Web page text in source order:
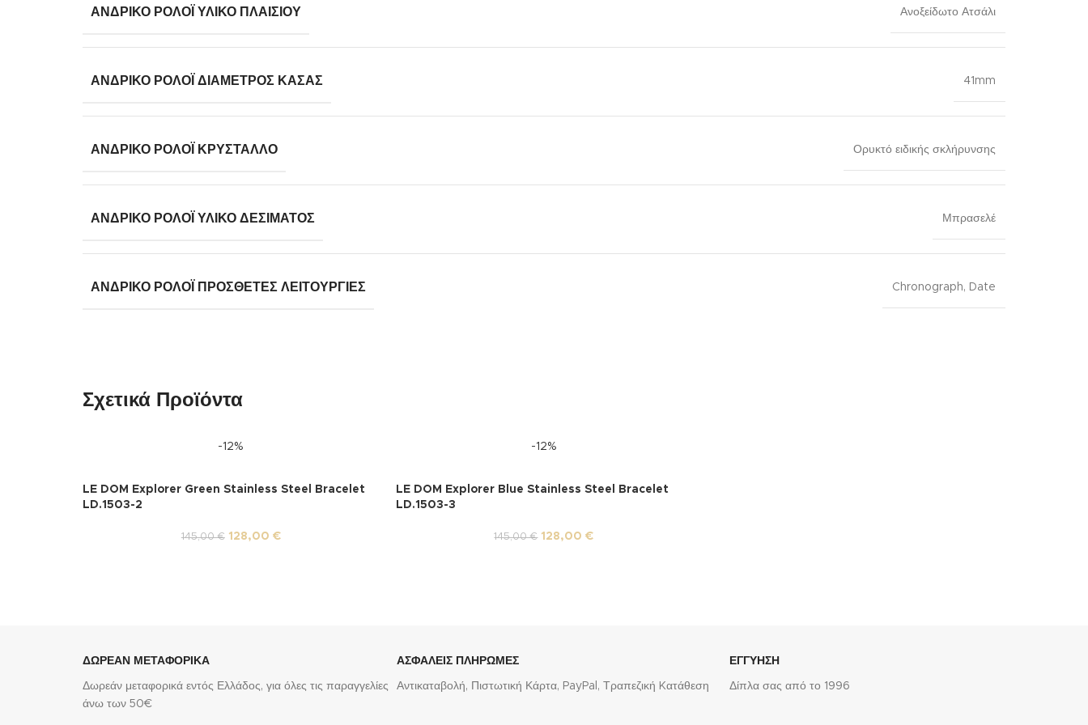
ΑΝΔΡΙΚΌ ΡΟΛΌΙ ΥΛΙΚΌ ΠΛΑΙΣΊΟΥ Ανοξείδωτο Ατσάλι
ΑΝΔΡΙΚΌ ΡΟΛΌΙ ΔΙΆΜΕΤΡΟΣ ΚΆΣΑΣ 41mm
ΑΝΔΡΙΚΌ ΡΟΛΌΙ ΚΡΎΣΤΑΛΛΟ Ορυκτό ειδικής σκλήρυνσης
ΑΝΔΡΙΚΌ ΡΟΛΌΙ ΥΛΙΚΌ ΔΈΣΙΜΑΤΟΣ Μπρασελέ
ΑΝΔΡΙΚΌ ΡΟΛΌΙ ΠΡΌΣΘΕΤΕΣ ΛΕΙΤΟΥΡΓΊΕΣ Chronograph, Date
Σχετικά Προϊόντα
-12%
LE DOM Explorer Green Stainless Steel Bracelet
LD.1503-2
145,00€ 128,00 €
-12%
LE DOM Explorer Blue Stainless Steel Bracelet
LD.1503-3
145,00€ 128,00€
ΔΩΡΕΑΝ ΜΕΤΑΦΟΡΙΚΑ
Δωρεάν μεταφορικά εντός Ελλάδος, για όλες τις παραγγελίες
άνω των 50€
ΑΣΦΑΛΕΙΣ ΠΛΗΡΩΜΕΣ
Αντικαταβολή, Πιστωτική Κάρτα, PayPal, Τραπεζική Kατάθεση
ΕΓΓΥΗΣΗ
Δίπλα σας από το 1996